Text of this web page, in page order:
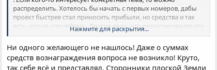
распределить. Хотелось бы начать с первых номеров, дабы
проект быстрее стал приносить прибыли, но средства и так
есть, что не стесняйтесь. Другое дело, что редактирование это
не поиск ошибок или литературная обработка текстов, а
объединение нескольких и более тем в целостное
повествование. Могу желающим выслать все материалы по
конкретной теме, дабы разговор носил предметный характер
Нажмите для раскрытия...
Ни одного желающего не нашлось! Даже о суммах
средств вознаграждения вопроса не возникло! Круто,
так себе всё и представлял. Сторонники плоской Земли